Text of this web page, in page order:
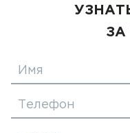
ЗА
Имя
Телефон